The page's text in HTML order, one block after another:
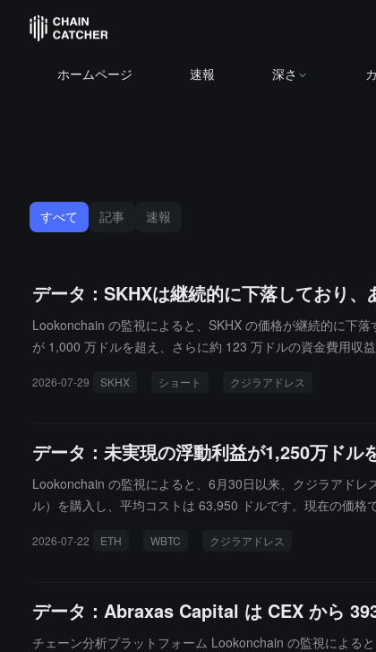
ホームページ 速報 深さ
すべて 記事 速報
データ：SKHXは継続的に下落しており
Lookonchain の監視によると、SKHX の価格が継続的に下
が 1,000 万ドルを超え、さらに約 123 万ドルの資金費用収益
2026-07-29 SKHX ショート クジラアドレス
データ：未実現の浮動利益が1,250万ドル
Lookonchain の監視によると、6月30日以来、クジラアド
ル）を購入し、平均コストは 63,950 ドルです。現在の価格
2026-07-22 ETH WBTC クジラアドレス
データ：Abraxas Capital は CEX から
チェーン分析プラットフォーム Lookonchain の監視による